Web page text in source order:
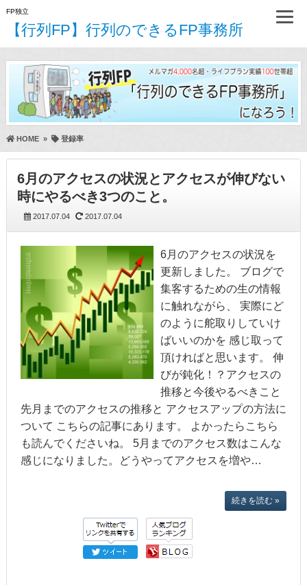
FP独立
【行列FP】行列のできるFP事務所
HOME» 登録率
6月のアクセスの状況とアクセスが伸びない
時にやるべき3つのこと。
2017.07.04 2017.07.04
6月のアクセスの状況を
更新しました。 ブログで
集客するための生の情報
に触れながら、 実際にど
のように舵取りしていけ
ばいいのかを 感じ取って
頂ければと思います。 伸
びが鈍化！？アクセスの
推移と今後やるべきこと
先月までのアクセスの推移と アクセスアップの方法に
ついて こちらの記事にあります。 よかったらこちら
も読んでくださいね。 5月までのアクセス数はこんな
感じになりました。どうやってアクセスを増や…
続きを読む »